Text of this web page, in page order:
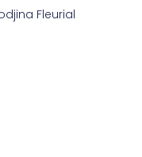
Fleurial